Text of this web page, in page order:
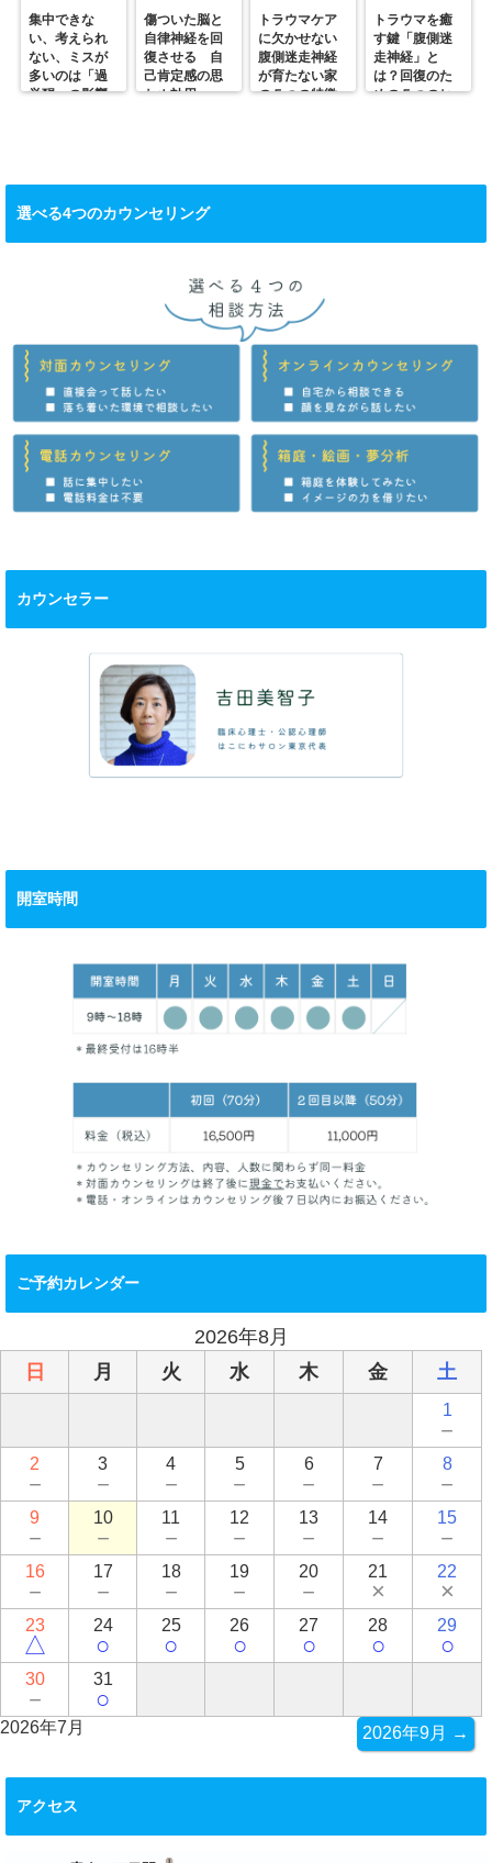
集中できな
い、考えられ
ない、ミスが
多いのは「過
覚醒」の影響
傷ついた脳と
自律神経を回
復させる 自
己肯定感の思
わぬ効用
トラウマケア
に欠かせない
腹側迷走神経
が育たない家
の５つの特徴
トラウマを癒
す鍵「腹側迷
走神経」と
は？回復のた
めの５つのヒ
選べる4つのカウンセリング
カウンセラー
開室時間
ご予約カレンダー
2026年8月
日
月 火 水 木 金 土
1
－
2
－
3
－
4
－
5
－
6
－
7
－
8
－
9
－
10
－
11
－
12
－
13
－
14
－
15
－
16
－
17
－
18
－
19
－
20
－
21
×
22
×
23
△
24
○
25
○
26
○
27
○
28
○
29
○
30
－
31
○
2026年7月 2026年9月 →
アクセス